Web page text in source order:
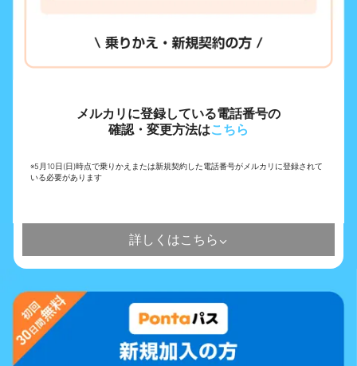
メルカリに登録している電話番号の
確認・変更方法はこちら
※5月10日(日)時点で乗りかえまたは新規契約した電話番号がメルカリに登録されて
いる必要があります
詳しくはこちら ⌃